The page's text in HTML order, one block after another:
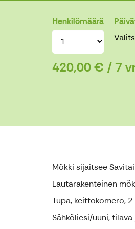
Henkilömäärä
420,00 € / 7
Mökki sijaitsee
Lautarakenteinen
Tupa, keittokomero,
Sähköliesi/uuni,